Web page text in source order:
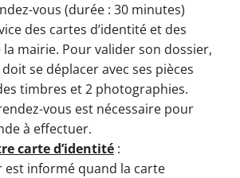
vous (durée : 30 minutes)
des cartes d’identité et des
mairie. Pour valider son dossier,
se déplacer avec ses pièces
timbres et 2 photographies.
vous est nécessaire pour
à effectuer.
carte d’identité :
est informé quand la carte